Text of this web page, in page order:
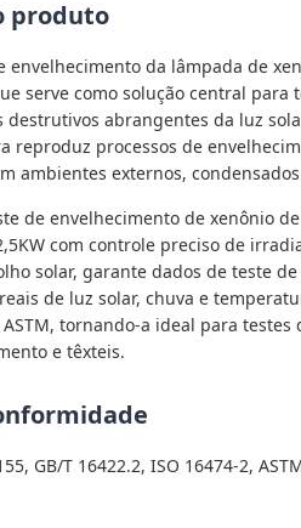
produto
envelhecimento da lâmpada de
serve como solução central
destrutivos abrangentes da luz
reproduz processos de
ambientes externos,
de envelhecimento de xenônio
com controle preciso de
solar, garante dados de teste
de luz solar, chuva e
tornando-a ideal para
e têxteis.
GB/T 16422.2, ISO 16474-2,